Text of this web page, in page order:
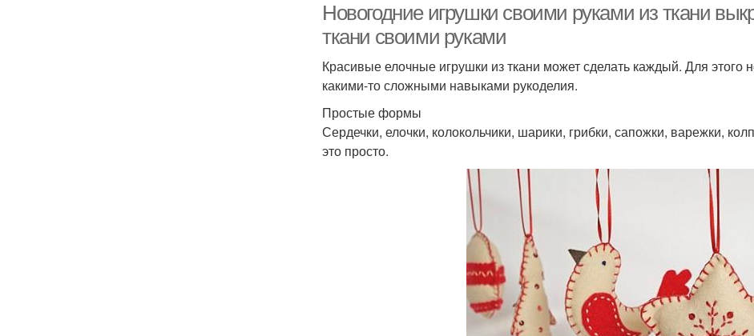
Новогодние игрушки своими руками из ткани
ткани своими руками
Красивые елочные игрушки из ткани может сделать каждый. Для этого
какими-то сложными навыками рукоделия.
Простые формы
Сердечки, елочки, колокольчики, шарики, грибки, сапожки, варежки,
это просто.